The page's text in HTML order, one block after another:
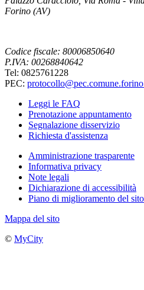
Forino (AV)
Codice fiscale: 80006850640
P.IVA: 00268840642
Tel: 0825761228
PEC:
Leggi le FAQ
Prenotazione appuntamento
Segnalazione disservizio
Richiesta d'assistenza
Amministrazione trasparente
Informativa privacy
Note legali
Dichiarazione di accessibilità
Piano di miglioramento del
Mappa del sito
© MyCity